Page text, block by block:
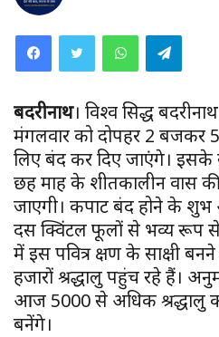
WhatsApp
बदरीनाथ। विश्व प्रसिद्ध
मंगलवार को दोपहर 2 बजकर
लिए बंद कर दिए जाएंगे। इसके
छह माह के शीतकालीन
जाएगी। कपाट बंद होने के शुभ
दस क्विंटल फूलों से भव्य रूप
में इस पवित्र क्षण के साक्षी
हजारों श्रद्धालु पहुंच रहे हैं।
आज 5000 से अधिक श्रद्धालु
बनेंगे।